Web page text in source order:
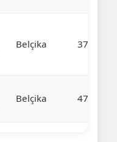
Belçika 370-430
Belçika 470-530